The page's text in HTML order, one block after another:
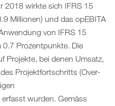
2018 wirkte sich IFRS 15
Millionen) und das opEBITA
von IFRS 15
Prozentpunkte. Die
Projekte, bei denen Umsatz,
Projektfortschritts (Over-
wurden. Gemäss